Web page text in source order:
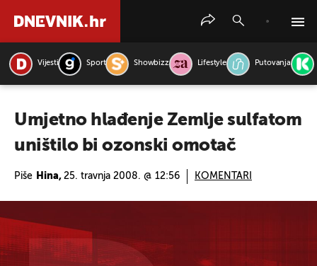
Vijesti Sport Showbizz Lifestyle Putovanja
Umjetno hlađenje Zemlje sulfatom
uništilo bi ozonski omotač
Piše Hina, 25. travnja 2008. @ 12:56 KOMENTARI
PRETRAŽITE VIJESTI